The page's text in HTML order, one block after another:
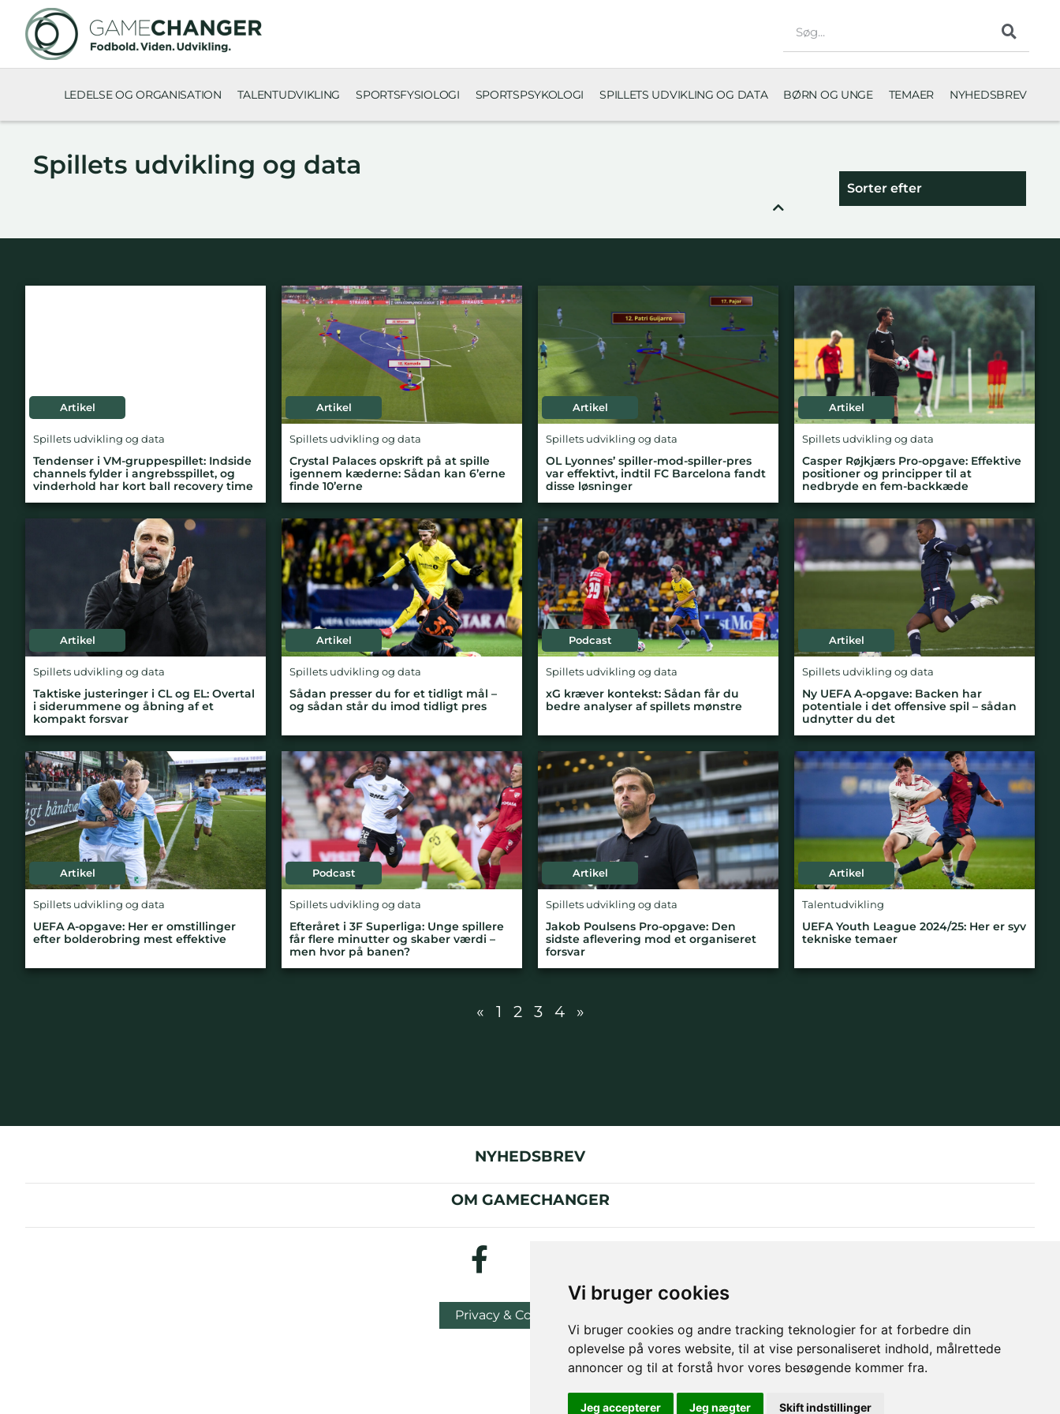
Vi bruger cookies
Vi bruger cookies og andre tracking teknologier for at forbedre din
oplevelse på vores website, til at vise personaliseret indhold, målrettede
annoncer og til at forstå hvor vores besøgende kommer fra.
Jeg accepterer Jeg nægter Skift indstillinger
LEDELSE OG ORGANISATION TALENTUDVIKLING SPORTSFYSIOLOGI SPORTSPSYKOLOGI SPILLETS UDVIKLING OG DATA BØRN OG UNGE TEMAER NYHEDSBREV
Spillets udvikling og data
Sorter efter
Artikel
Spillets udvikling og data
Tendenser i VM-gruppespillet: Indside
channels fylder i angrebsspillet, og
vinderhold har kort ball recovery time
Artikel
Spillets udvikling og data
Crystal Palaces opskrift på at spille
igennem kæderne: Sådan kan 6’erne
finde 10’erne
Artikel
Spillets udvikling og data
OL Lyonnes’ spiller-mod-spiller-pres
var effektivt, indtil FC Barcelona fandt
disse løsninger
Artikel
Spillets udvikling og data
Casper Røjkjærs Pro-opgave: Effektive
positioner og principper til at
nedbryde en fem-backkæde
Artikel
Spillets udvikling og data
Taktiske justeringer i CL og EL: Overtal
i siderummene og åbning af et
kompakt forsvar
Artikel
Spillets udvikling og data
Sådan presser du for et tidligt mål –
og sådan står du imod tidligt pres
Podcast
Spillets udvikling og data
xG kræver kontekst: Sådan får du
bedre analyser af spillets mønstre
Artikel
Spillets udvikling og data
Ny UEFA A-opgave: Backen har
potentiale i det offensive spil – sådan
udnytter du det
Artikel
Spillets udvikling og data
UEFA A-opgave: Her er omstillinger
efter bolderobring mest effektive
Podcast
Spillets udvikling og data
Efteråret i 3F Superliga: Unge spillere
får flere minutter og skaber værdi –
men hvor på banen?
Artikel
Spillets udvikling og data
Jakob Poulsens Pro-opgave: Den
sidste aflevering mod et organiseret
forsvar
Artikel
Talentudvikling
UEFA Youth League 2024/25: Her er syv
tekniske temaer
« 1 2 3 4 »
NYHEDSBREV
OM GAMECHANGER
Privacy & Cookies Policy